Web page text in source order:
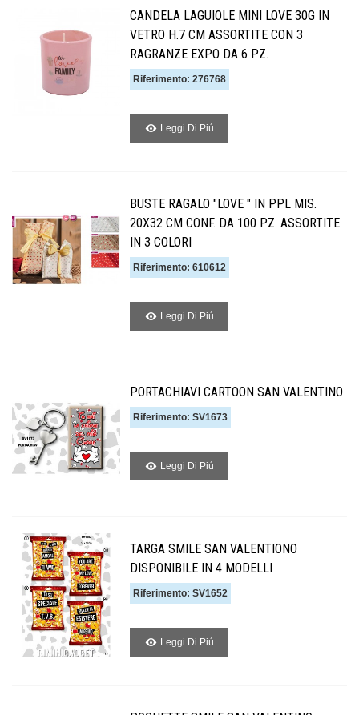
CANDELA LAGUIOLE MINI LOVE 30G IN
VETRO H.7 CM ASSORTITE CON 3
RAGRANZE EXPO DA 6 PZ.
Riferimento: 276768
Leggi Di Piú
BUSTE RAGALO "LOVE " IN PPL MIS.
20X32 CM CONF. DA 100 PZ. ASSORTITE
IN 3 COLORI
Riferimento: 610612
Leggi Di Piú
PORTACHIAVI CARTOON SAN VALENTINO
Riferimento: SV1673
Leggi Di Piú
TARGA SMILE SAN VALENTIONO
DISPONIBILE IN 4 MODELLI
Riferimento: SV1652
Leggi Di Piú